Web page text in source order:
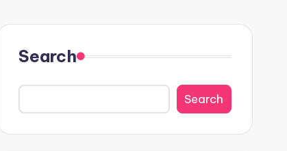
Search
Search